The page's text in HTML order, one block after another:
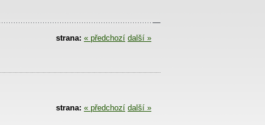
strana: « předchozí další »
strana: « předchozí další »